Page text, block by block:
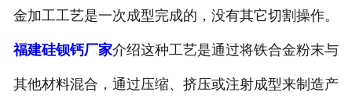
金加工工艺是一次成型完成的，没有其它切割操作。
福建硅钡钙厂家介绍这种工艺是通过将铁合金粉末与
其他材料混合，通过压缩、挤压或注射成型来制造产